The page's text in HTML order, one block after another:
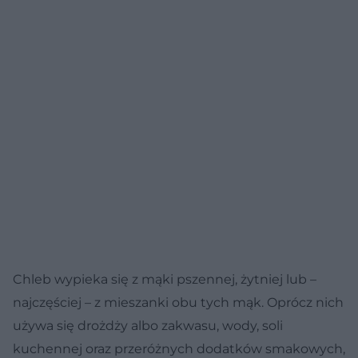
Chleb wypieka się z mąki pszennej, żytniej lub –
najczęściej – z mieszanki obu tych mąk. Oprócz nich
używa się drożdży albo zakwasu, wody, soli
kuchennej oraz przeróżnych dodatków smakowych,